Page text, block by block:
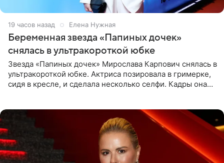
19 часов назад Елена Нужная
Беременная звезда «Папиных дочек»
снялась в ультракороткой юбке
Звезда «Папиных дочек» Мирослава Карпович снялась в
ультракороткой юбке. Актриса позировала в гримерке,
сидя в кресле, и сделала несколько селфи. Кадры она